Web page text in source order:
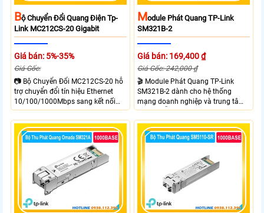
BỘ Chuyển Đổi Quang Điện Tp-
Link MC212CS-20 Gigabit
Giá bán: 5%-35%
Giá Gốc:
📷 Bộ Chuyển Đổi MC212CS-20 hỗ
trợ chuyển đổi tín hiệu Ethernet
10/100/1000Mbps sang kết nối
cáp quang Gigabit Single Mode SC
WDM hai chiều. Trang bị 1 cổng
RJ45 Gigabit Auto MDI/MDIX và 1
cổng SC Gigabit truyền dữ liệu hai
chiều đồng thời với khoảng cách
lên đến 20km. Sử dụng bước sóng
Tx 1550nm, Rx 1310nm và hỗ trợ
khung gắn TL FC1420 để đặt trên
MOdule Phát Quang TP-Link
SM321B-2
Giá bán: 169,400 ₫
Giá Gốc: 242,000 ₫
🎬 Module Phát Quang TP-Link
SM321B-2 dành cho hệ thống
mạng doanh nghiệp và trung tâm
dữ liệu hỗ trợ tốc độ truyền tải
1.25Gbps, truyền xa đến 2km trên
cáp quang Single-Mode